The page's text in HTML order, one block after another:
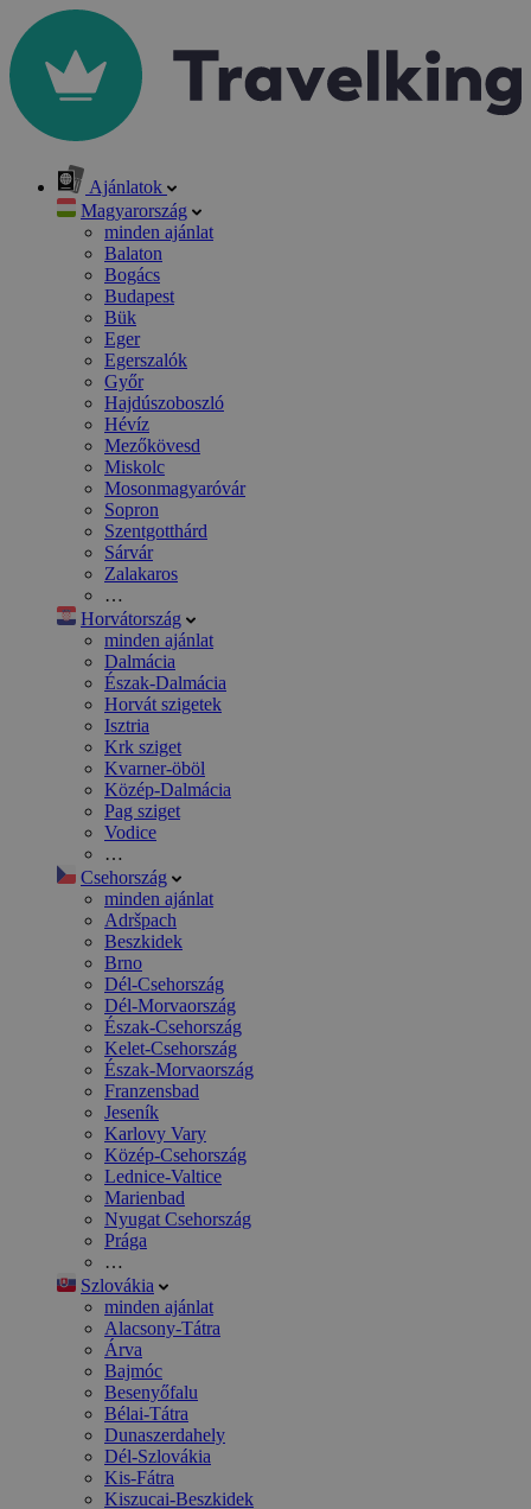
Ajánlatok
Magyarország
minden ajánlat
Balaton
Bogács
Budapest
Bük
Eger
Egerszalók
Győr
Hajdúszoboszló
Hévíz
Mezőkövesd
Miskolc
Mosonmagyaróvár
Sopron
Szentgotthárd
Sárvár
Zalakaros
…
Horvátország
minden ajánlat
Dalmácia
Észak-Dalmácia
Horvát szigetek
Isztria
Krk sziget
Kvarner-öböl
Közép-Dalmácia
Pag sziget
Vodice
…
Csehország
minden ajánlat
Adršpach
Beszkidek
Brno
Dél-Csehország
Dél-Morvaország
Észak-Csehország
Kelet-Csehország
Észak-Morvaország
Franzensbad
Jeseník
Karlovy Vary
Közép-Csehország
Lednice-Valtice
Marienbad
Nyugat Csehország
Prága
…
Szlovákia
minden ajánlat
Alacsony-Tátra
Árva
Bajmóc
Besenyőfalu
Bélai-Tátra
Dunaszerdahely
Dél-Szlovákia
Kis-Fátra
Kiszucai-Beszkidek